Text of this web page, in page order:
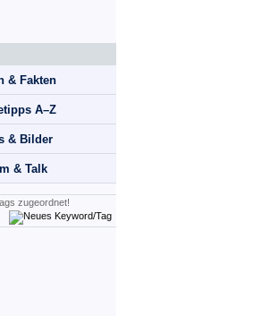
& Fakten
A–Z
& Bilder
& Talk
zugeordnet!